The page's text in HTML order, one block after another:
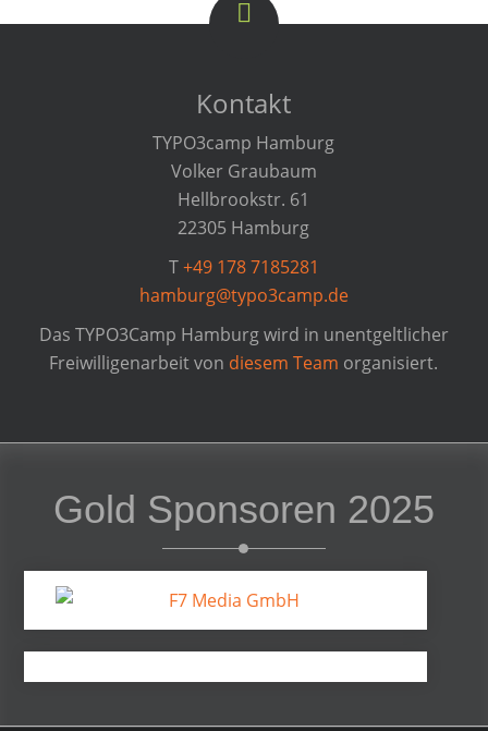
Kontakt
TYPO3camp Hamburg
Volker Graubaum
Hellbrookstr. 61
22305 Hamburg
T+49 178 7185281
hamburg@typo3camp.de
Das TYPO3Camp Hamburg wird in unentgeltlicher
Freiwilligenarbeit von diesem Team organisiert.
Gold Sponsoren 2025